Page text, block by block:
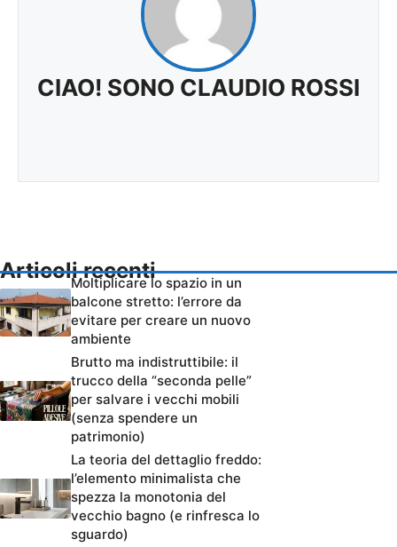
CIAO! SONO CLAUDIO ROSSI
Articoli recenti
Moltiplicare lo spazio in un
balcone stretto: l’errore da
evitare per creare un nuovo
ambiente
Brutto ma indistruttibile: il
trucco della “seconda pelle”
per salvare i vecchi mobili
(senza spendere un
patrimonio)
La teoria del dettaglio freddo:
l’elemento minimalista che
spezza la monotonia del
vecchio bagno (e rinfresca lo
sguardo)